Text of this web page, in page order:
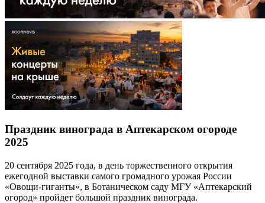
Праздник винограда в Аптекарском огороде
2025
20 сентября 2025 года, в день торжественного открытия
ежегодной выставки самого громадного урожая России
«Овощи-гиганты», в Ботаническом саду МГУ «Аптекарский
огород» пройдет большой праздник винограда.